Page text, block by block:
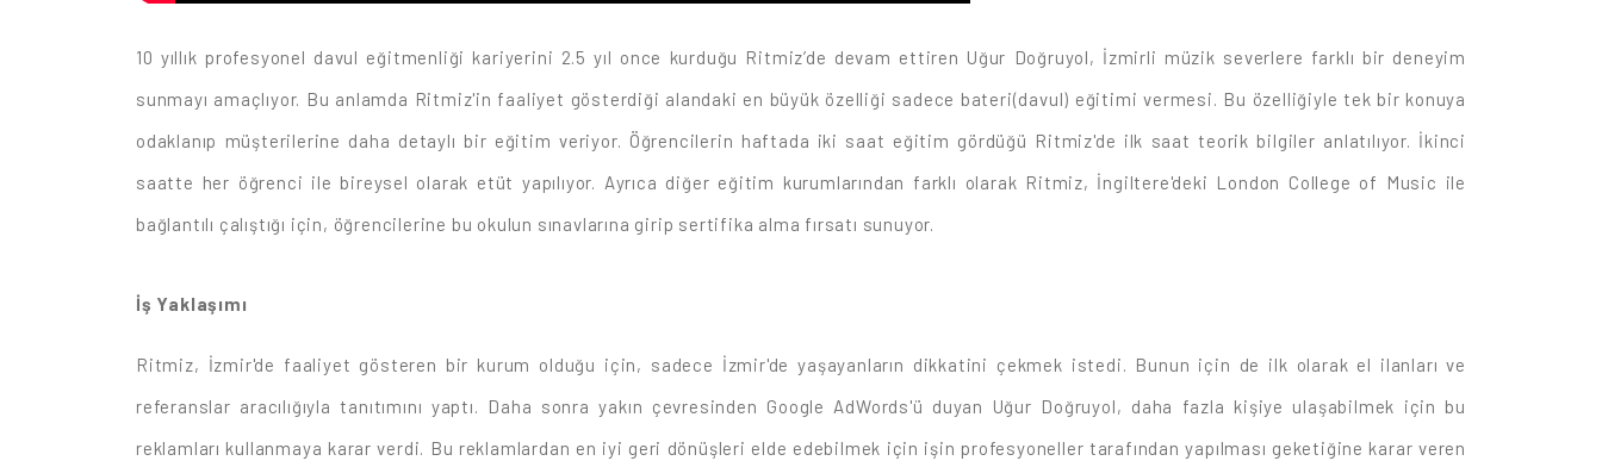
10 yıllık profesyonel davul eğitmenliği kariyerini 2.5 yıl once kurduğu Ritmiz’de devam ettiren Uğur Doğruyol, İzmirli müzik severlere farklı bir deneyim
sunmayı amaçlıyor. Bu anlamda Ritmiz'in faaliyet gösterdiği alandaki en büyük özelliği sadece bateri(davul) eğitimi vermesi. Bu özelliğiyle tek bir konuya
odaklanıp müşterilerine daha detaylı bir eğitim veriyor. Öğrencilerin haftada iki saat eğitim gördüğü Ritmiz'de ilk saat teorik bilgiler anlatılıyor. İkinci
saatte her öğrenci ile bireysel olarak etüt yapılıyor. Ayrıca diğer eğitim kurumlarından farklı olarak Ritmiz, İngiltere'deki London College of Music ile
bağlantılı çalıştığı için, öğrencilerine bu okulun sınavlarına girip sertifika alma fırsatı sunuyor.
İş Yaklaşımı
Ritmiz, İzmir'de faaliyet gösteren bir kurum olduğu için, sadece İzmir'de yaşayanların dikkatini çekmek istedi. Bunun için de ilk olarak el ilanları ve
referanslar aracılığıyla tanıtımını yaptı. Daha sonra yakın çevresinden Google AdWords'ü duyan Uğur Doğruyol, daha fazla kişiye ulaşabilmek için bu
reklamları kullanmaya karar verdi. Bu reklamlardan en iyi geri dönüşleri elde edebilmek için işin profesyoneller tarafından yapılması geketiğine karar veren